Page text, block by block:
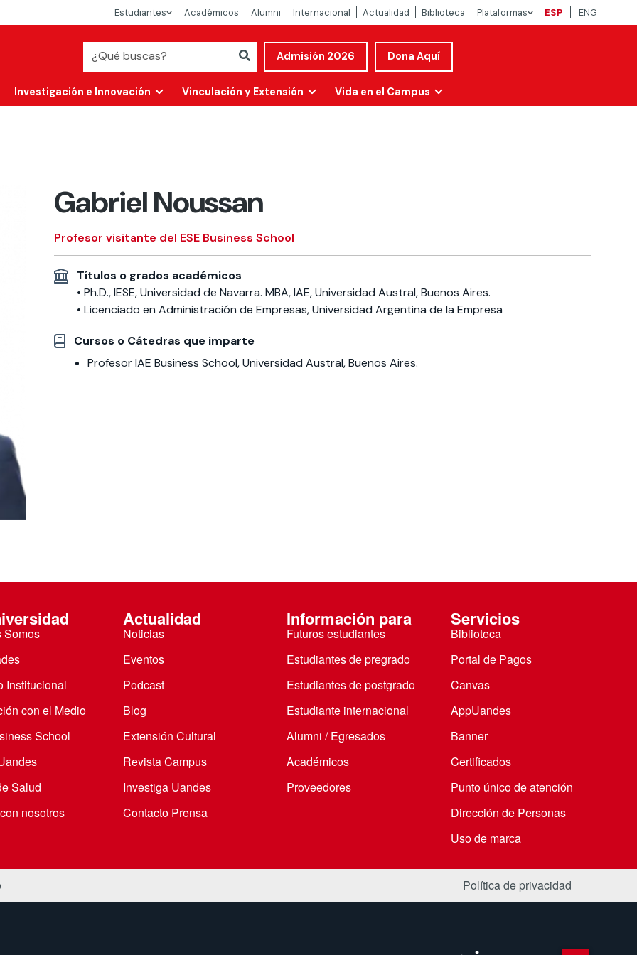
Estudiantes Académicos Alumni Internacional Actualidad Biblioteca Plataformas ESP ENG
Admisión 2026 Dona Aquí
Investigación e Innovación Vinculación y Extensión Vida en el Campus
estudiantiles
Gabriel Noussan
Profesor visitante del ESE Business School
Títulos o grados académicos
• Ph.D., IESE, Universidad de Navarra. MBA, IAE, Universidad Austral, Buenos Aires.
• Licenciado en Administración de Empresas, Universidad Argentina de la Empresa
Cursos o Cátedras que imparte
Profesor IAE Business School, Universidad Austral, Buenos Aires.
Somos
Institucional
con el Medio
School
Salud
nosotros
Actualidad
Noticias
Eventos
Podcast
Blog
Extensión Cultural
Revista Campus
Investiga Uandes
Contacto Prensa
Información para
Futuros estudiantes
Estudiantes de pregrado
Estudiantes de postgrado
Estudiante internacional
Alumni / Egresados
Académicos
Proveedores
Servicios
Biblioteca
Portal de Pagos
Canvas
AppUandes
Banner
Certificados
Punto único de atención
Dirección de Personas
Uso de marca
Política de privacidad